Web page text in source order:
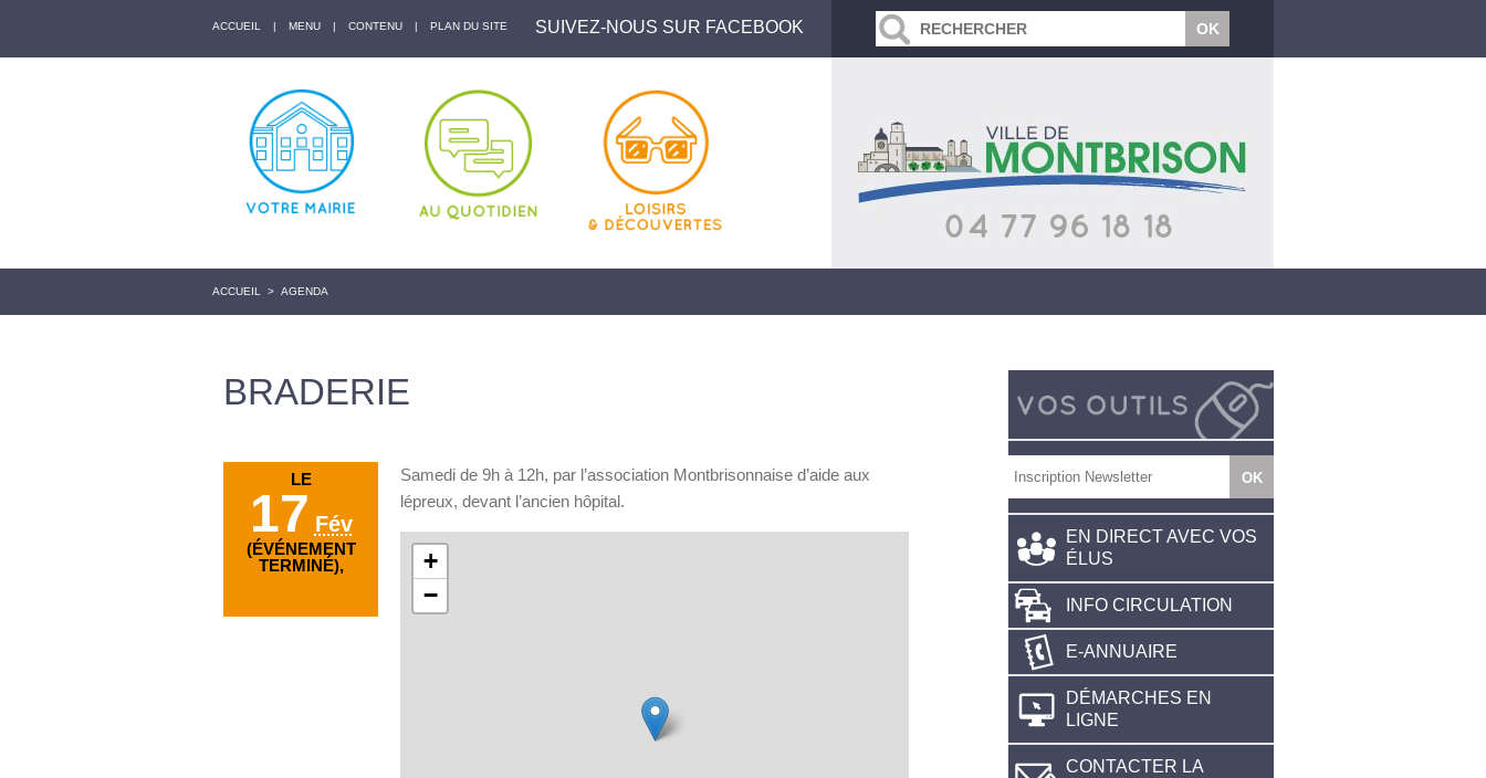
ACCUEIL | MENU | CONTENU | PLAN DU SITE SUIVEZ-NOUS SUR FACEBOOK
ACCUEIL > AGENDA
BRADERIE
LE
17 Fév
(ÉVÉNEMENT
TERMINÉ),
Samedi de 9h à 12h, par l’association Montbrisonnaise d’aide aux
lépreux, devant l’ancien hôpital.
+
−
EN DIRECT AVEC VOS
ÉLUS
INFO CIRCULATION
E-ANNUAIRE
DÉMARCHES EN
LIGNE
CONTACTER LA